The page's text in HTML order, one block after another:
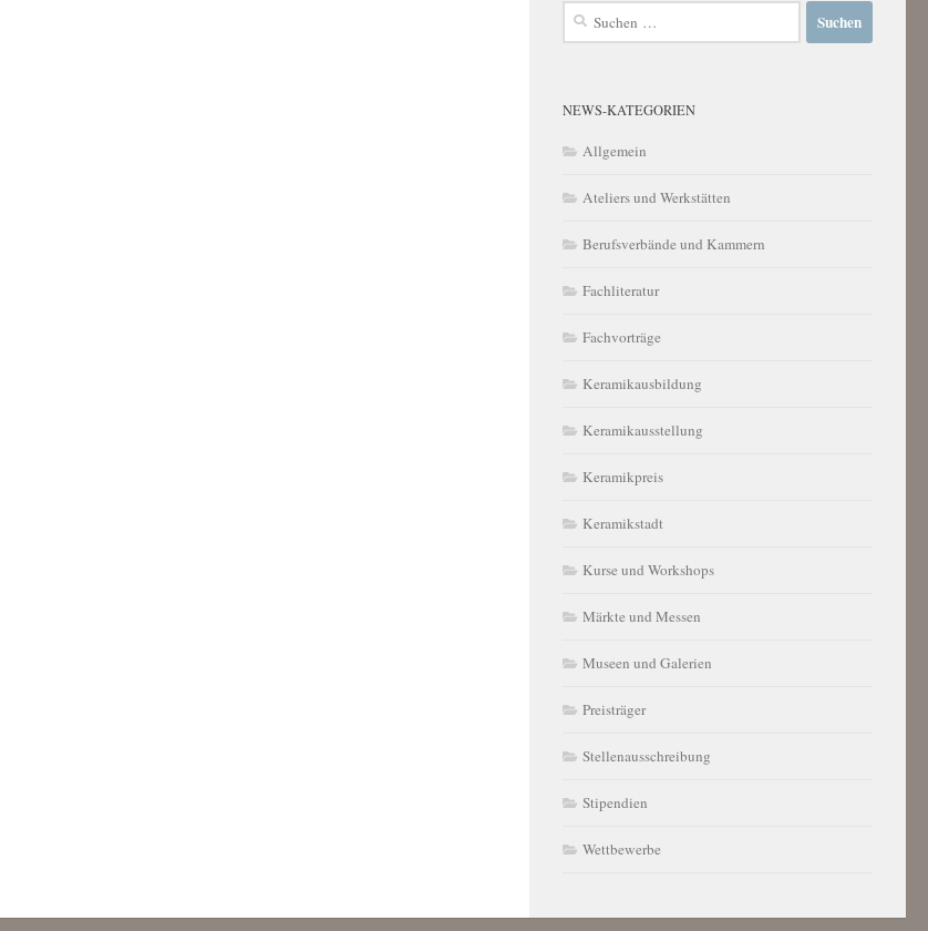
Suchen
NEWS-KATEGORIEN
Allgemein
Ateliers und Werkstätten
Berufsverbände und Kammern
Fachliteratur
Fachvorträge
Keramikausbildung
Keramikausstellung
Keramikpreis
Keramikstadt
Kurse und Workshops
Märkte und Messen
Museen und Galerien
Preisträger
Stellenausschreibung
Stipendien
Wettbewerbe